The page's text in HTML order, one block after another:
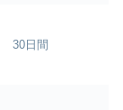
30日間